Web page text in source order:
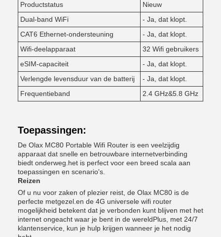
Productstatus
Nieuw
Dual-band WiFi
- Ja, dat klopt.
CAT6 Ethernet-ondersteuning
- Ja, dat klopt.
Wifi-deelapparaat
32 Wifi gebruikers
eSIM-capaciteit
- Ja, dat klopt.
Verlengde levensduur van de batterij
- Ja, dat klopt.
Frequentieband
2.4 GHz&5.8 GHz
Toepassingen:
De Olax MC80 Portable Wifi Router is een veelzijdig
apparaat dat snelle en betrouwbare internetverbinding
biedt onderweg.het is perfect voor een breed scala aan
toepassingen en scenario's.
Reizen
Of u nu voor zaken of plezier reist, de Olax MC80 is de
perfecte metgezel.en de 4G universele wifi router
mogelijkheid betekent dat je verbonden kunt blijven met het
internet ongeacht waar je bent in de wereldPlus, met 24/7
klantenservice, kun je hulp krijgen wanneer je het nodig